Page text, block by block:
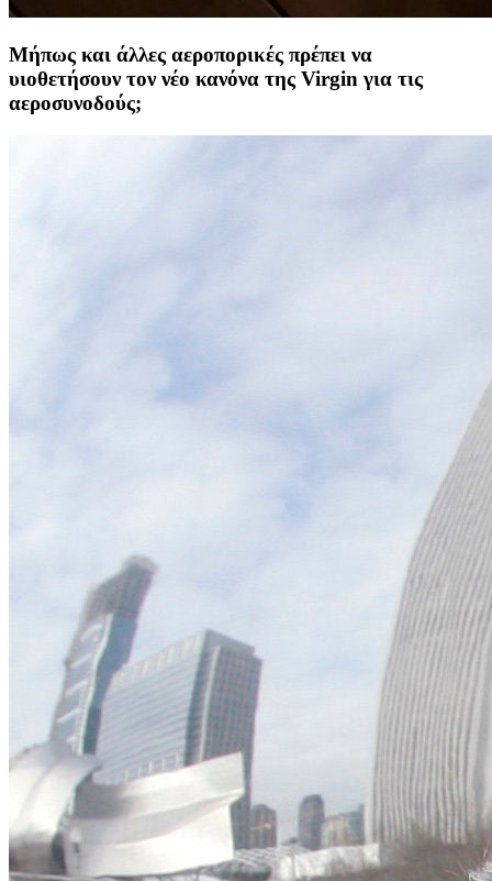
Μήπως και άλλες αεροπορικές πρέπει να
υιοθετήσουν τον νέο κανόνα της Virgin για τις
αεροσυνοδούς;